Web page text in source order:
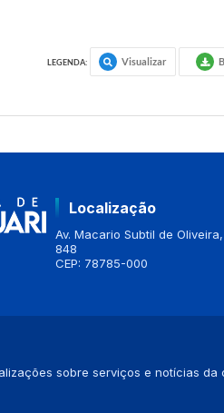
LEGENDA: Visualizar
Localização
Av. Macario Subtil de Oliveira,
848
CEP: 78785-000
sobre serviços e notícias da